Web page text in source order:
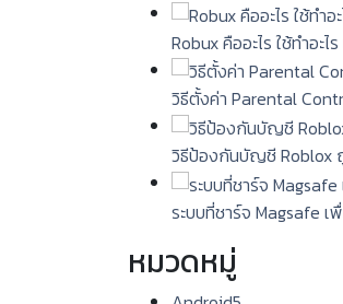
Robux คืออะไร ใช้ทำอะ
วิธีตั้งค่า Parental
วิธีป้องกันบัญชี Roblox
ระบบที่ชาร์จ Magsafe
หมวดหมู่